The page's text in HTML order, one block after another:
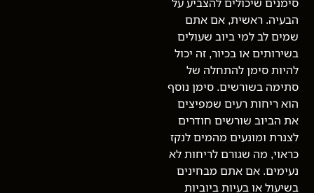
הבעיה. ראשית, אם אתם
שמים לב למי ביוב שעולים
בשירותים או בכיור, זה יכול
להיות סימן להתחלה של
סתימה בשורשים. סימן נוסף
הוא ריחות רעים שמפיצים
את הביוב שורשים חודרים
לצנרת ומונעים מהמים לנקז
כראוי, מה שגורם לריחות לא
נעימים. אם אתם מבחינים
בשיעול או בעיות ביוביות